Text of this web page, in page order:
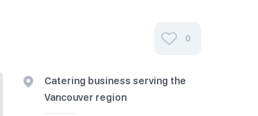
0
Catering business serving the
Vancouver region